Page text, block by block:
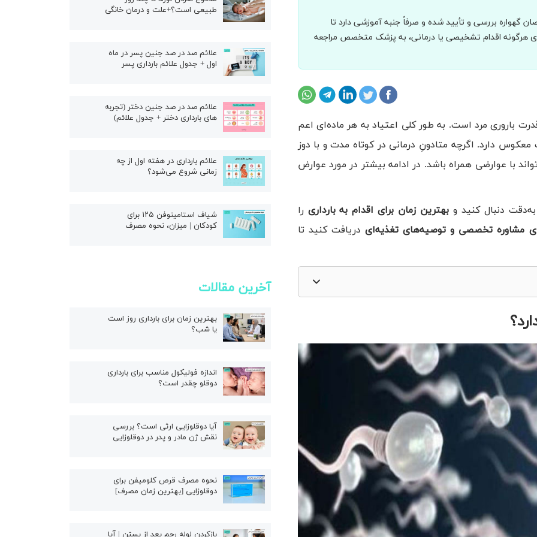
گهواره بررسی و تأیید شده و صرفاً جنبه آموزشی دارد تا
هرگونه اقدام تشخیصی یا درمانی، به پزشک متخصص مراجعه
مرد است. به طور کلی اعتیاد به هر ماده‌ای اعم
معکوس دارد. اگرچه متادونِ درمانی در کوتاه مدت و با دوز
با عوارضی همراه باشد. در ادامه بیشتر در مورد عوارض
دنبال کنید و بهترین زمان برای اقدام به بارداری را
مشاوره تخصصی و توصیه‌های تغذیه‌ای دریافت کنید تا
طبیعی است؟+علت و درمان خانگی
علائم صد در صد جنین پسر در ماه
اول + جدول علائم بارداری پسر
علائم صد در صد جنین دختر (تجربه
های بارداری دختر + جدول علائم)
علائم بارداری در هفته اول از چه
زمانی شروع می‌شود؟
شیاف استامینوفن ۱۲۵ برای
کودکان | میزان، نحوه مصرف
آخرین مقالات
بهترین زمان برای بارداری روز است
یا شب؟
اندازه فولیکول مناسب برای بارداری
دوقلو چقدر است؟
آیا دوقلوزایی ارثی است؟ بررسی
نقش ژن مادر و پدر در دوقلوزایی
نحوه مصرف قرص کلومیفن برای
دوقلوزایی [بهترین زمان مصرف]